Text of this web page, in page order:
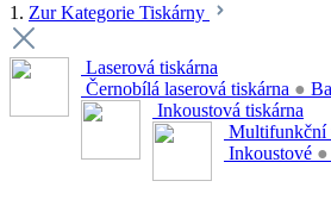
1. Zur Kategorie Tiskárny
Laserová tiskárna
Černobílá laserová tiskárna ●
Inkoustová tiskárna
Multifunkční
Inkoustové ●